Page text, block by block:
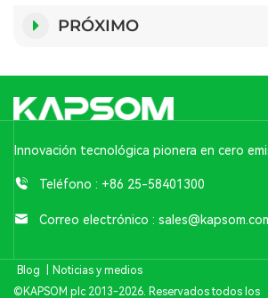
PRÓXIMO
Innovación tecnológica pionera en cero
Teléfono : +86 25-58401300
Correo electrónico :
Blog
Noticias y medios
©KAPSOM plc 2013-2026. Reservados todos los